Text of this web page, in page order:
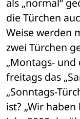
als „normal“
die Türchen
Weise werden
zwei Türchen
„Montags- und
freitags das
„Sonntags-
ist? „Wir